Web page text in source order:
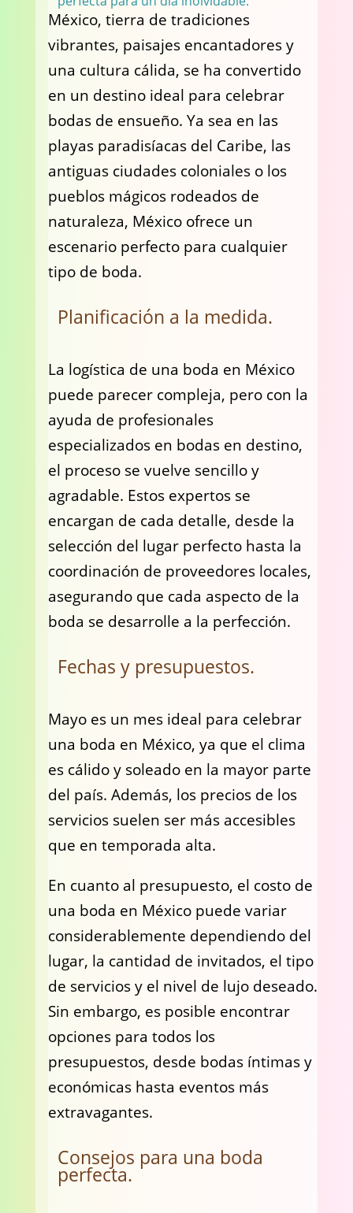
México, tierra de tradiciones
vibrantes, paisajes encantadores y
una cultura cálida, se ha convertido
en un destino ideal para celebrar
bodas de ensueño. Ya sea en las
playas paradisíacas del Caribe, las
antiguas ciudades coloniales o los
pueblos mágicos rodeados de
naturaleza, México ofrece un
escenario perfecto para cualquier
tipo de boda.
Planificación a la medida.
La logística de una boda en México
puede parecer compleja, pero con la
ayuda de profesionales
especializados en bodas en destino,
el proceso se vuelve sencillo y
agradable. Estos expertos se
encargan de cada detalle, desde la
selección del lugar perfecto hasta la
coordinación de proveedores locales,
asegurando que cada aspecto de la
boda se desarrolle a la perfección.
Fechas y presupuestos.
Mayo es un mes ideal para celebrar
una boda en México, ya que el clima
es cálido y soleado en la mayor parte
del país. Además, los precios de los
servicios suelen ser más accesibles
que en temporada alta.
En cuanto al presupuesto, el costo de
una boda en México puede variar
considerablemente dependiendo del
lugar, la cantidad de invitados, el tipo
de servicios y el nivel de lujo deseado.
Sin embargo, es posible encontrar
opciones para todos los
presupuestos, desde bodas íntimas y
económicas hasta eventos más
extravagantes.
Consejos para una boda
perfecta.